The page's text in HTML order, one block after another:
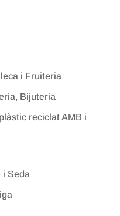
i Fruiteria
Bijuteria
reciclat AMB i
i Seda